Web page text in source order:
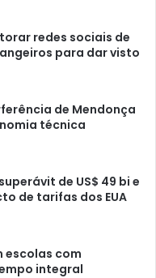
redes sociais de
para dar visto
de Mendonça
técnica
de US$ 49 bi e
de tarifas dos EUA
escolas com
integral